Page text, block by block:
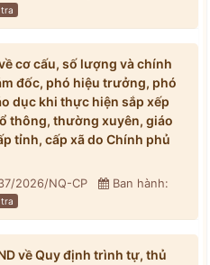
tra
cơ cấu, số lượng và chính
đốc, phó hiệu trưởng, phó
dục khi thực hiện sắp xếp
thông, thường xuyên, giáo
tỉnh, cấp xã do Chính phủ
2026/NQ-CP
Ban hành:
tra
về Quy định trình tự, thủ